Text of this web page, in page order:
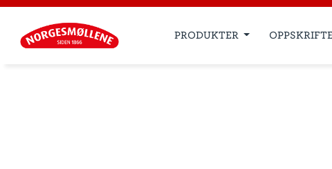
PRODUKTER